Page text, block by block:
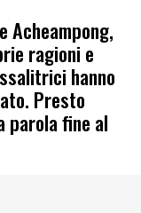
Acheampong,
ragioni e
hanno
Presto
parola fine al